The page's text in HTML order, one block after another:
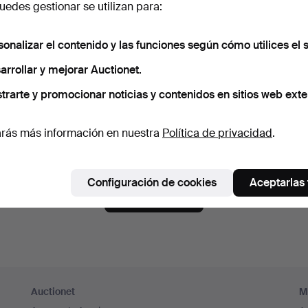
a la newsletter de Auctionet.
consejos de nuestros expertos, lotes seleccionados e
mayor de 18 años y acepto los términos y condiciones de uso
Auctionet
gestionar se utilizan para:
el contenido y las funciones según cómo utilices el
y mejorar Auctionet.
y promocionar noticias y contenidos en sitios web
más información en nuestra Política de privacidad.
Configuración de cookies Aceptarlas